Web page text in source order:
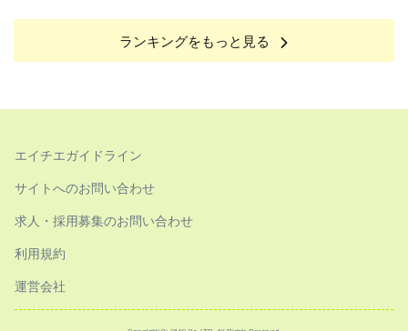
ランキングをもっと見る
エイチエガイドライン
サイトへのお問い合わせ
求人・採用募集のお問い合わせ
利用規約
運営会社